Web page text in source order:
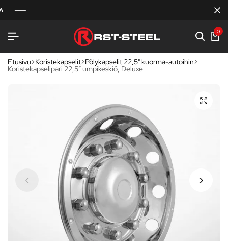
0
Etusivu Koristekapselit Pölykapselit 22,5" kuorma-autoihin
Koristekapselipari 22,5″ umpikeskiö, Deluxe